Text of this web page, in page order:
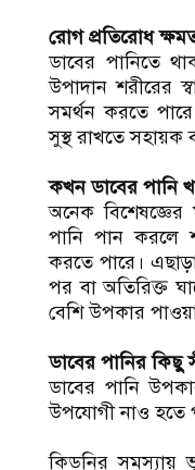
রোগ প্রতিরোধ
ডাবের পানিতে
উপাদান শরীরের
সমর্থন করতে
সুস্থ রাখতে সহায়ক
কখন ডাবের পানি
অনেক
পানি পান করলে
করতে পারে।
পর বা অতিরিক্ত
বেশি উপকার
ডাবের পানির কিছু
ডাবের পানি
উপযোগী নাও হতে
কিডনির সমস্যায়